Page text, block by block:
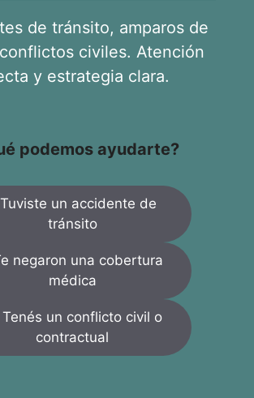
de tránsito, amparos de
civiles. Atención
y estrategia clara.
podemos ayudarte?
un accidente de
tránsito
negaron una cobertura
médica
Tenés un conflicto civil o
contractual